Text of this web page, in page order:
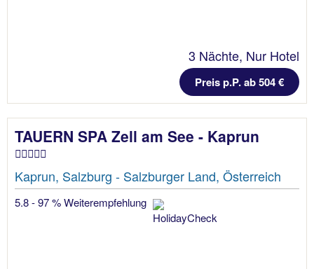
3 Nächte, Nur Hotel
Preis p.P. ab 504 €
TAUERN SPA Zell am See - Kaprun
Kaprun, Salzburg - Salzburger Land, Österreich
5.8 - 97 % Weiterempfehlung